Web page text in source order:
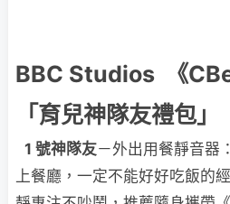
BBC Studios 《
「育兒神隊友禮包」
1 號神隊友－外出用餐靜音器
上餐廳，一定不能好好吃飯的